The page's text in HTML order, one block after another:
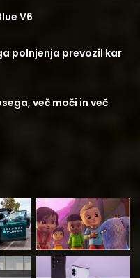
V6
polnjenja prevozil kar
več moči in več